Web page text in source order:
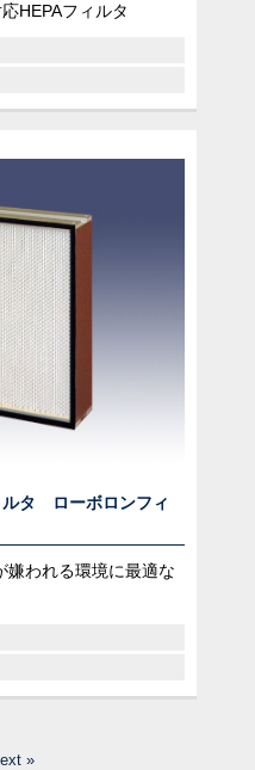
HEPAフィルタ
ルタ ローボロンフィ
嫌われる環境に最適な
»